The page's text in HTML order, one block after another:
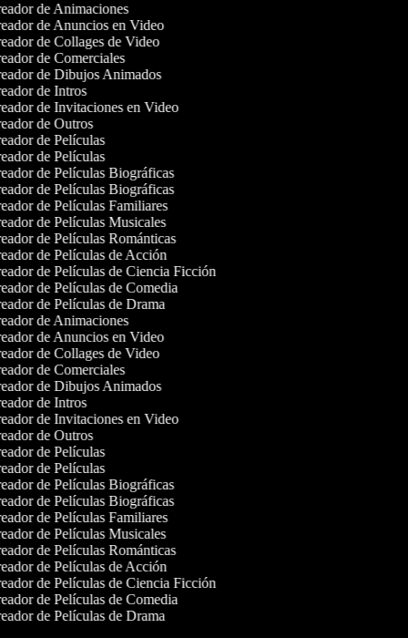
de Animaciones
de Anuncios en Video
de Collages de Video
de Comerciales
de Dibujos Animados
de Intros
de Invitaciones en Video
de Outros
de Películas
de Películas
de Películas Biográficas
de Películas Biográficas
de Películas Familiares
de Películas Musicales
de Películas Románticas
de Películas de Acción
de Películas de Ciencia Ficción
de Películas de Comedia
de Películas de Drama
de Animaciones
de Anuncios en Video
de Collages de Video
de Comerciales
de Dibujos Animados
de Intros
de Invitaciones en Video
de Outros
de Películas
de Películas
de Películas Biográficas
de Películas Biográficas
de Películas Familiares
de Películas Musicales
de Películas Románticas
de Películas de Acción
de Películas de Ciencia Ficción
de Películas de Comedia
de Películas de Drama